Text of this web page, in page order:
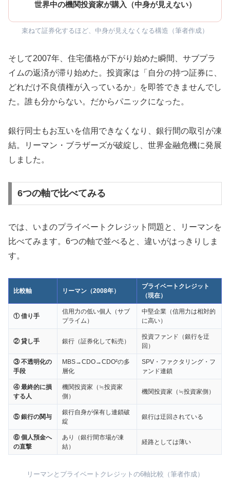
世界中の機関投資家が購入（中身が見えない）
束ねて証券化するほど、中身が見えなくなる構造（筆者作成）
そして2007年、住宅価格が下がり始めた瞬間、サブプラ
イムの返済が滞り始めた。投資家は「自分の持つ証券に、
どれだけ不良債権が入っているか」を即答できませんでし
た。誰も分からない。だからパニックになった。
銀行同士もお互いを信用できなくなり、銀行間の取引が凍
結。リーマン・ブラザーズが破綻し、世界金融危機に発展
しました。
6つの軸で比べてみる
では、いまのプライベートクレジット問題と、リーマンを
比べてみます。6つの軸で並べると、違いがはっきりしま
す。
比較軸 リーマン（2008年）
プライベートクレジット
（現在）
① 借り手
信用力の低い個人（サブ
プライム）
中堅企業（信用力は相対的
に高い）
② 貸し手 銀行（証券化して転売）
投資ファンド（銀行を迂
回）
③ 不透明化の
手段
MBS→CDO→CDO²の多
層化
SPV・ファクタリング・フ
ァンド連鎖
④ 最終的に損
する人
機関投資家（≒投資家
側）
機関投資家（≒投資家側）
⑤ 銀行の関与
銀行自身が保有し連鎖破
綻
銀行は迂回されている
⑥ 個人預金へ
の直撃
あり（銀行間市場が凍
結）
経路としては薄い
リーマンとプライベートクレジットの6軸比較（筆者作成）